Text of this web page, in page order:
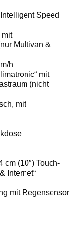
Speed
mit
Multivan &
h
mit
(nicht
mit
cm (10″) Touch-
Internet“
mit Regensensor